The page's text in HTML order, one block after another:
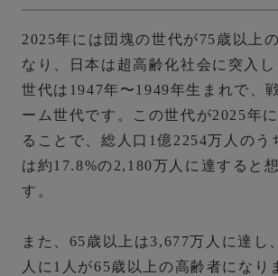
2025年には団塊の世代が75歳以上
なり、日本は超高齢化社会に突入
世代は1947年〜1949年生まれで、
ーム世代です。この世代が2025年
ることで、 総人口1億2254万人のう
は約17.8%の2,180万人に達すると
す。
また、65歳以上は3,677万人に達し
人に1人が65歳以上の高齢者になり